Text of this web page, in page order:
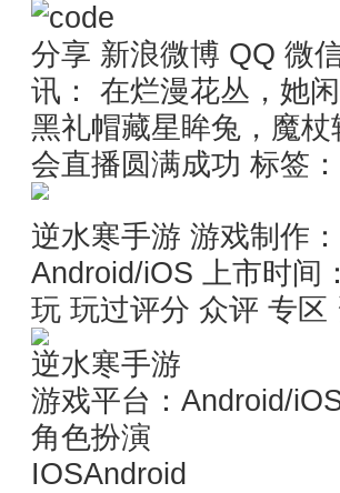
分享 新浪微博 QQ 微
讯： 在烂漫花丛，她
黑礼帽藏星眸兔，魔杖
会直播圆满成功 标签
逆水寒手游 游戏制作
Android/iOS 上市时间
玩 玩过评分 众评 专
逆水寒手游
游戏平台：Android/
角色扮演
IOSAndroid